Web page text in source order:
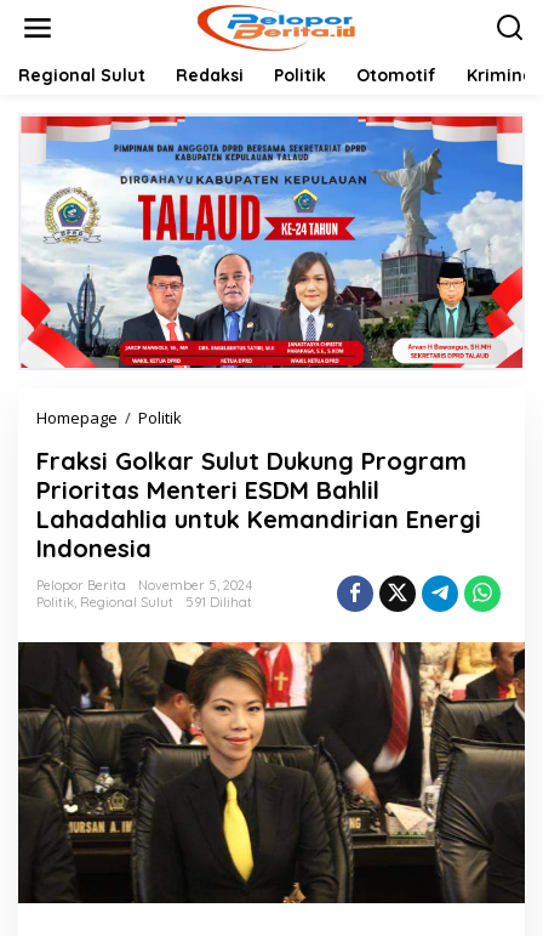
Regional Sulut Redaksi Politik Otomotif Kriminal
Homepage / Politik
Sulut
Dukung
Program
Prioritas
Bahlil
Lahadahlia
Kemandirian
Energi
Indonesia
Fraksi Golkar Sulut Dukung Program
Prioritas Menteri ESDM Bahlil
Lahadahlia untuk Kemandirian Energi
Indonesia
Pelopor Berita
November 5, 2024
Politik Regional Sulut 591 Dilihat